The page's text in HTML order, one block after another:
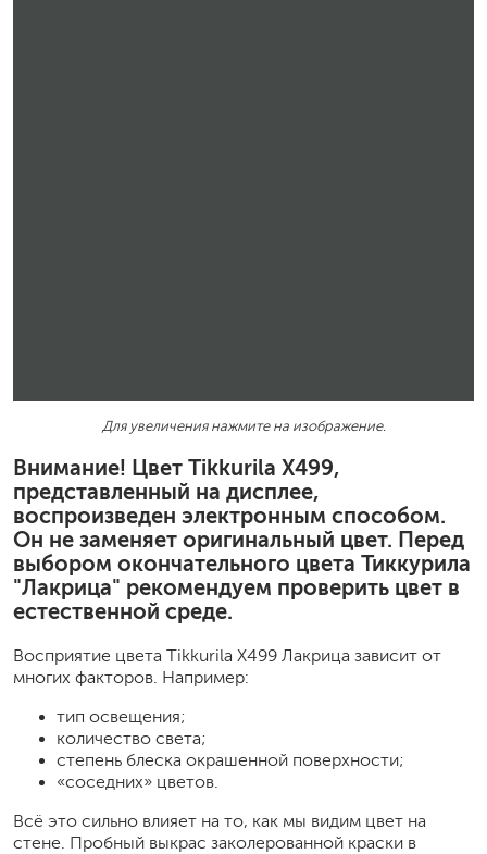
Для увеличения нажмите на изображение.
Внимание! Цвет Tikkurila X499,
представленный на дисплее,
воспроизведен электронным способом.
Он не заменяет оригинальный цвет. Перед
выбором окончательного цвета Тиккурила
"Лакрица" рекомендуем проверить цвет в
естественной среде.
Восприятие цвета Tikkurila X499 Лакрица зависит от
многих факторов. Например:
тип освещения;
количество света;
степень блеска окрашенной поверхности;
«соседних» цветов.
Всё это сильно влияет на то, как мы видим цвет на
стене. Пробный выкрас заколерованной краски в